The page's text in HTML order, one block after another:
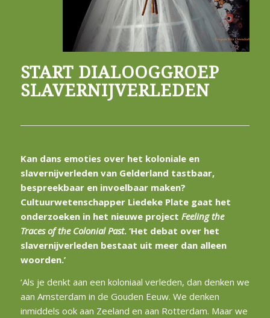
START DIALOOGGROEP
SLAVERNIJVERLEDEN
Kan dans emoties over het koloniale en
slavernijverleden van Gelderland tastbaar,
bespreekbaar en invoelbaar maken?
Cultuurwetenschapper Liedeke Plate gaat het
onderzoeken in het nieuwe project Feeling the
Traces of the Colonial Past. ‘Het debat over het
slavernijverleden bestaat uit meer dan alleen
woorden.’
‘Als je denkt aan een koloniaal verleden, dan denken we
aan Amsterdam in de Gouden Eeuw. We denken
inmiddels ook aan Zeeland en aan Rotterdam. Maar we